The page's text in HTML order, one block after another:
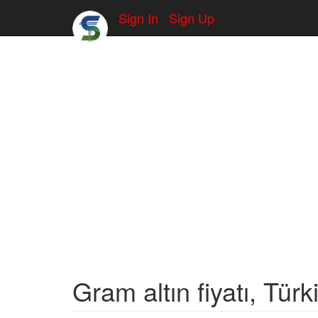
Sign In Sign Up
Gram altın fiyatı,